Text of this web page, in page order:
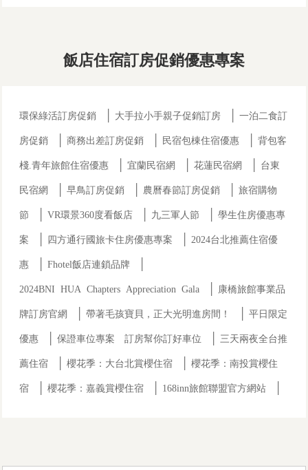
飯店住宿訂房促銷優惠專案
環保綠活訂房促銷 大手拉小手親子促銷訂房 │一泊二食訂
房促銷 │商務出差訂房促銷 民宿包棟住宿優惠 │背包客
棧.青年旅館住宿優惠 │宜蘭民宿網 │花蓮民宿網 台東
民宿網 │早鳥訂房促銷 農曆春節訂房促銷 │旅宿購物
節 │VR環景360度看飯店 九三軍人節 │學生住房優惠專
案 四方通行國旅卡住房優惠專案 2024台北推薦住宿優
惠 │Fhotel飯店連鎖品牌
2024BNI HUA Chapters Appreciation Gala 康橋旅館事業品
牌訂房官網 │帶著毛孩寶貝，正大光明進房間！ │平日限定
優惠 │保證車位專案 訂房幫你訂好車位 三天兩夜全台推
薦住宿 │櫻花季：大台北賞櫻住宿 │櫻花季：南投賞櫻住
宿 │櫻花季：嘉義賞櫻住宿 168inn旅館聯盟官方網站